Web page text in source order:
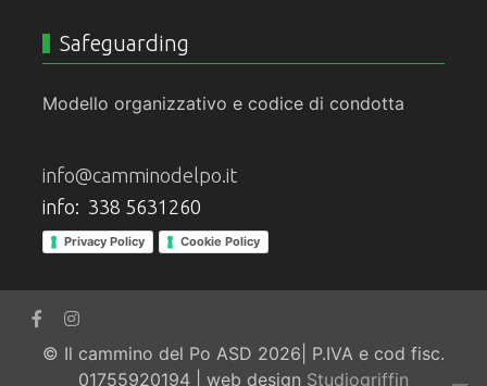
Safeguarding
Modello organizzativo e codice di condotta
info@camminodelpo.it
info: 338 5631260
Privacy Policy Cookie Policy
© Il cammino del Po ASD 2026| P.IVA e cod fisc.
01755920194 | web design Studiogriffin